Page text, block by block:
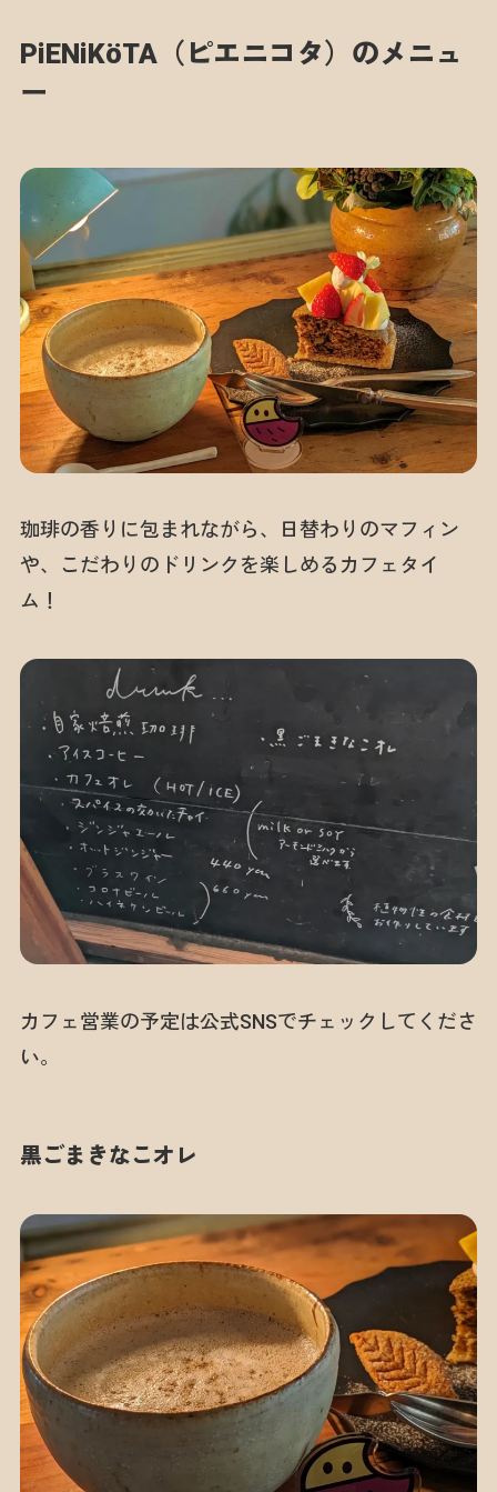
PiENiKöTA（ピエニコタ）のメニュ
ー
珈琲の香りに包まれながら、日替わりのマフィン
や、こだわりのドリンクを楽しめるカフェタイ
ム！
カフェ営業の予定は公式SNSでチェックしてくださ
い。
黒ごまきなこオレ